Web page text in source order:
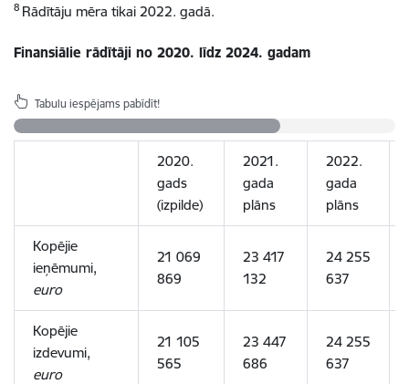
8 Rādītāju mēra tikai 2022. gadā.
Finansiālie rādītāji no 2020. līdz 2024. gadam
Tabulu iespējams pabīdīt!
2020.
gads
(izpilde)
2021.
gada
plāns
2022.
gada
plāns
Kopējie
ieņēmumi,
euro
21 069
869
23 417
132
24 255
637
Kopējie
izdevumi,
euro
21 105
565
23 447
686
24 255
637